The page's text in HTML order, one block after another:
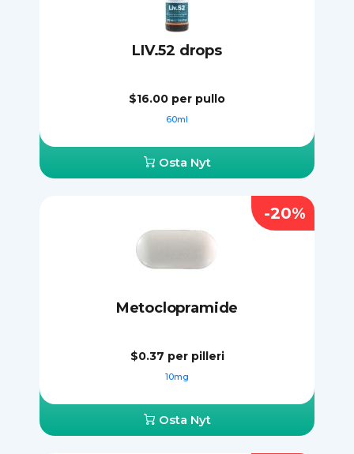
LIV.52 drops
$16.00 per pullo
60ml
Osta Nyt
Metoclopramide
$0.37 per pilleri
10mg
Osta Nyt
-20%